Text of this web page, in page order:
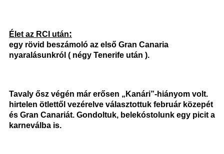
Élet az RCI után:
egy rövid beszámoló az első Gran Canaria
nyaralásunkról ( négy Tenerife után ).
Tavaly ősz végén már erősen „Kanári”-hiányom volt.
hirtelen ötlettől vezérelve választottuk február közepét
és Gran Canariát. Gondoltuk, belekóstolunk egy picit a
karneválba is.